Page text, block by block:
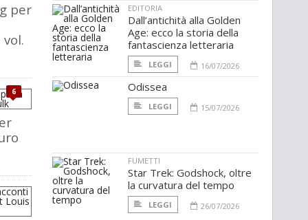
per
6
EDITORIA
Dall’antichità alla Golden
Age: ecco la storia della
fantascienza letteraria
LEGGI 16/07/2026
Odissea
LEGGI 15/07/2026
FUMETTI
Star Trek: Godshock, oltre
la curvatura del tempo
LEGGI 26/07/2026